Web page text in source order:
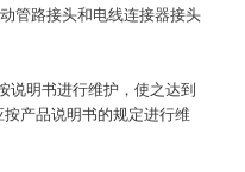
管路接头和电线连接器接头
说明书进行维护，使之达到
产品说明书的规定进行维